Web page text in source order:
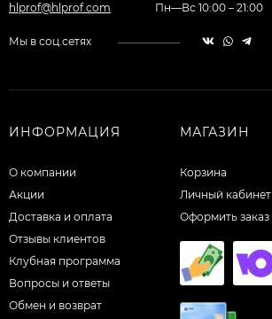
hlprof@hlprof.com Пн—Вс 10:00 – 21:00
Мы в соц.сетях
ИНФОРМАЦИЯ
О компании
Акции
Доставка и оплата
Отзывы клиентов
Клубная программа
Вопросы и ответы
Обмен и возврат
МАГАЗИН
Корзина
Личный кабинет
Оформить заказ